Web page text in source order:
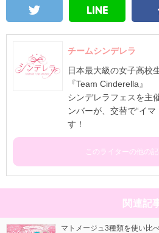
チームシンデレラ
日本最大級の女子高校
『Team Cinderella』
シンデレラフェスを主
ンバーが、交替で“イ
す！
このライターの他の
関連記
マトメージュ3種類を使い比